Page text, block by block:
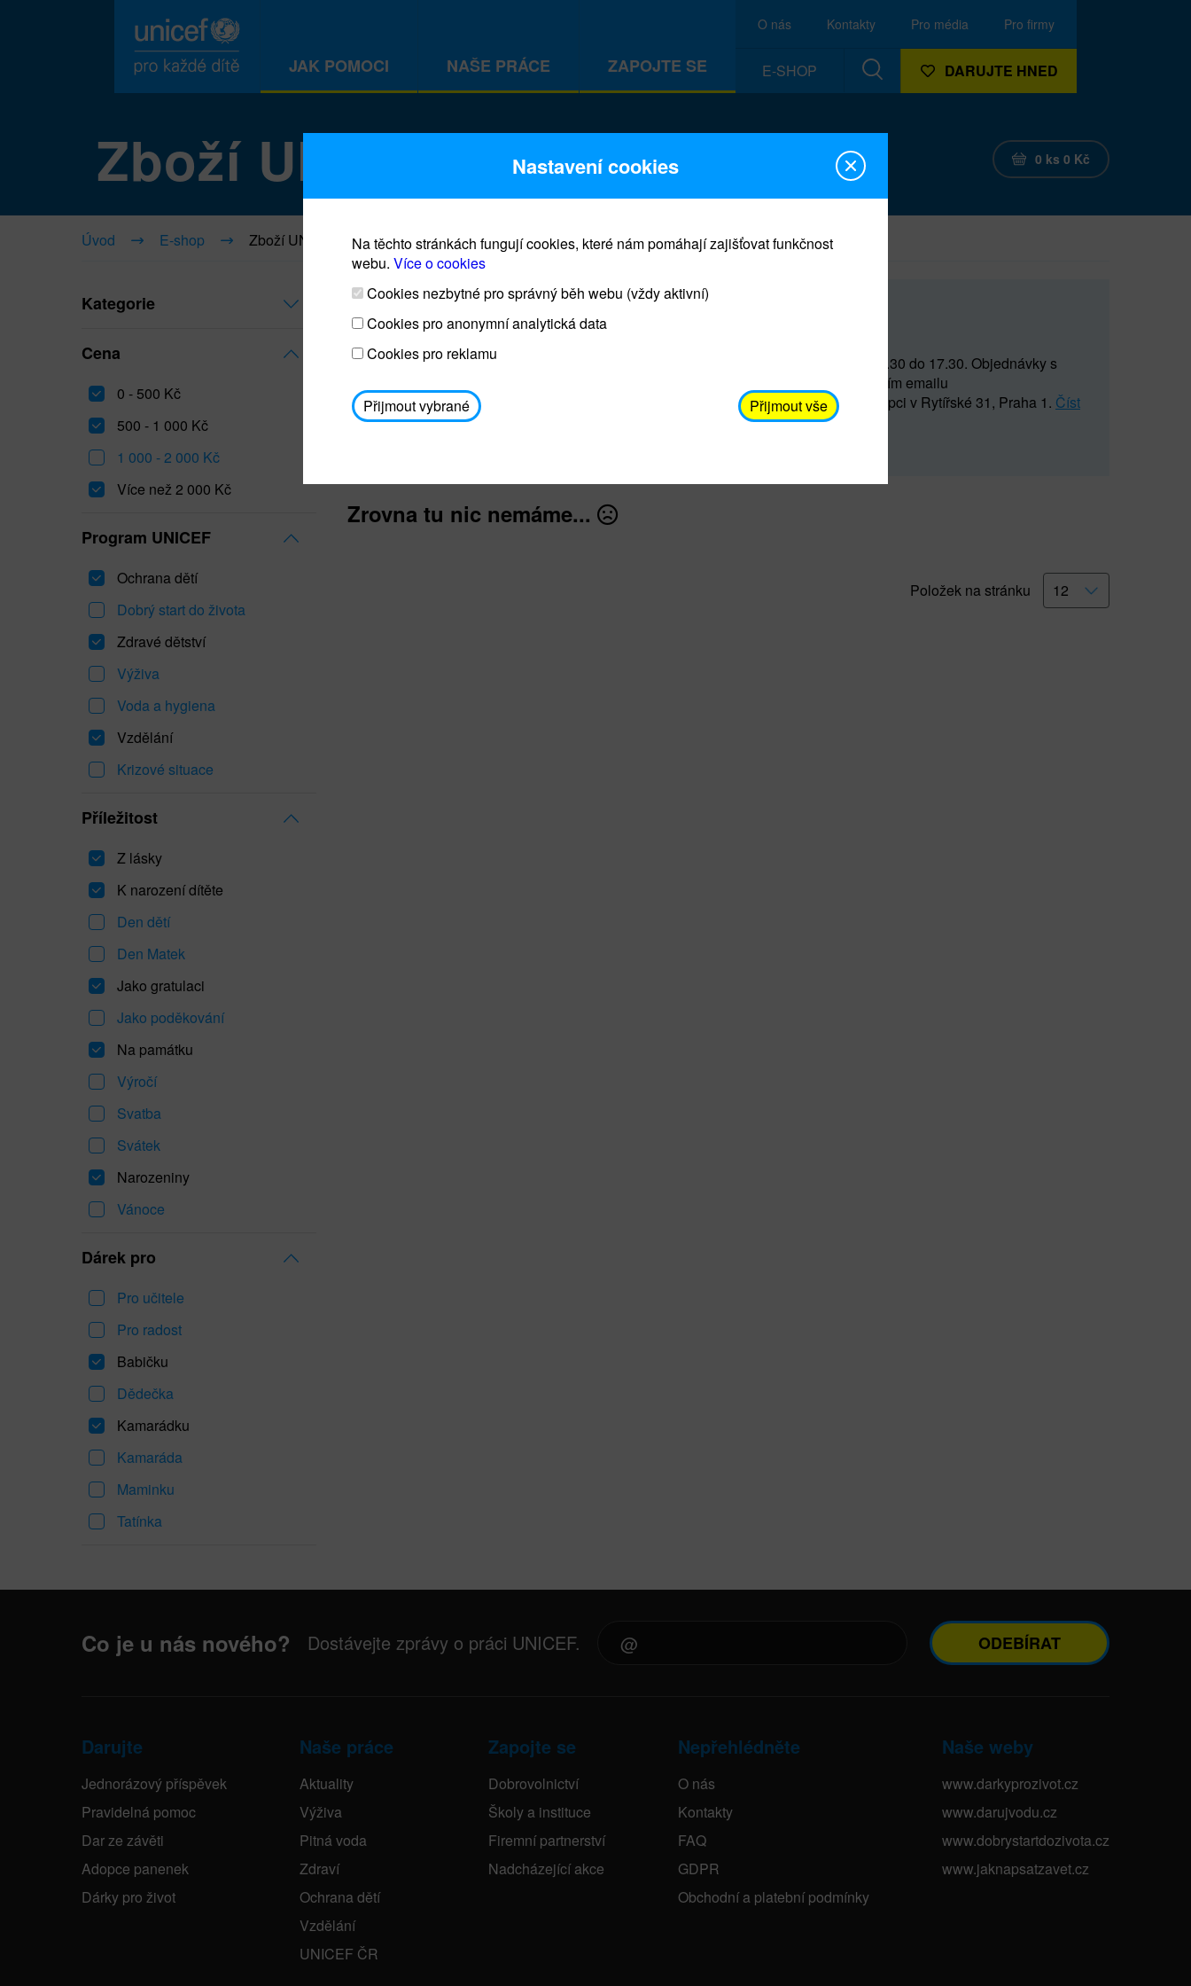
JAK POMOCI NAŠE PRÁCE ZAPOJTE SE
O nás Kontakty Pro média Pro firmy
E-SHOP DARUJTE HNED
Zboží UNICEF 0 ks 0 Kč
Úvod E-shop Zboží UNICEF
Kategorie
Cena
0 - 500 Kč
500 - 1 000 Kč
1 000 - 2 000 Kč
Více než 2 000 Kč
Program UNICEF
Ochrana dětí
Dobrý start do života
Zdravé dětství
Výživa
Voda a hygiena
Vzdělání
Krizové situace
Příležitost
Z lásky
K narození dítěte
Den dětí
Den Matek
Jako gratulaci
Jako poděkování
Na památku
Výročí
Svatba
Svátek
Narozeniny
Vánoce
Dárek pro
Pro učitele
Pro radost
Babičku
Dědečka
Kamarádku
Kamaráda
Maminku
Tatínka
Prodej blahopřání a dárků UNICEF
Prodejna UNICEF bude otevřena každý čtvrtek o 11 do 15 a od 15.30 do 17.30. Objednávky s
osobním odběrem je možné vyzvednout po domluvě (prostřednictvím emailu
avodickova@unicef.cz nebo telefonním čísle 606 655 547) na recepci v Rytířské 31, Praha 1. Číst
dále
Zrovna tu nic nemáme...
Položek na stránku
Co je u nás nového? Dostávejte zprávy o práci UNICEF. ODEBÍRAT
Darujte
Jednorázový příspěvek
Pravidelná pomoc
Dar ze závěti
Adopce panenek
Dárky pro život
Naše práce
Aktuality
Výživa
Pitná voda
Zdraví
Ochrana dětí
Vzdělání
UNICEF ČR
Zapojte se
Dobrovolnictví
Školy a instituce
Firemní partnerství
Nadcházející akce
Nepřehlédněte
O nás
Kontakty
FAQ
GDPR
Obchodní a platební podmínky
Naše weby
www.darkyprozivot.cz
www.darujvodu.cz
www.dobrystartdozivota.cz
www.jaknapsatzavet.cz
Nastavení cookies
Na těchto stránkách fungují cookies, které nám pomáhají zajišťovat funkčnost
webu. Více o cookies
Cookies nezbytné pro správný běh webu (vždy aktivní)
Cookies pro anonymní analytická data
Cookies pro reklamu
Přijmout vybrané Přijmout vše